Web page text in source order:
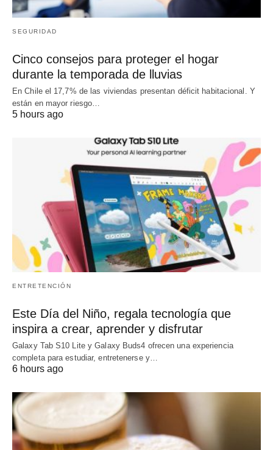
SEGURIDAD
Cinco consejos para proteger el hogar
durante la temporada de lluvias
En Chile el 17,7% de las viviendas presentan déficit habitacional. Y
están en mayor riesgo…
5 hours ago
ENTRETENCIÓN
Este Día del Niño, regala tecnología que
inspira a crear, aprender y disfrutar
Galaxy Tab S10 Lite y Galaxy Buds4 ofrecen una experiencia
completa para estudiar, entretenerse y…
6 hours ago